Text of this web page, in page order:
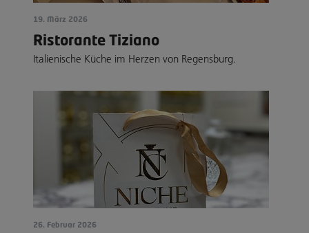
19. März 2026
Ristorante Tiziano
Italienische Küche im Herzen von Regensburg.
26. Februar 2026